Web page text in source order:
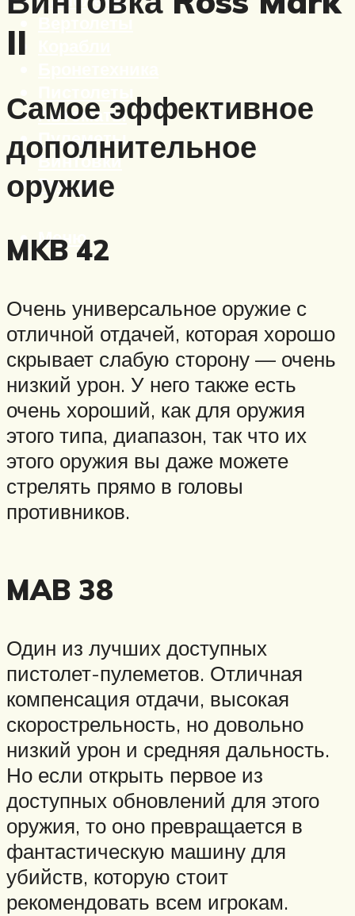
Автоматы
Пулеметы
Винтовки
Ружья
Меню
II
Самое эффективное
дополнительное
оружие
MKB 42
Очень универсальное оружие с
отличной отдачей, которая хорошо
скрывает слабую сторону — очень
низкий урон. У него также есть
очень хороший, как для оружия
этого типа, диапазон, так что их
этого оружия вы даже можете
стрелять прямо в головы
противников.
MAB 38
Один из лучших доступных
пистолет-пулеметов. Отличная
компенсация отдачи, высокая
скорострельность, но довольно
низкий урон и средняя дальность.
Но если открыть первое из
доступных обновлений для этого
оружия, то оно превращается в
фантастическую машину для
убийств, которую стоит
рекомендовать всем игрокам.